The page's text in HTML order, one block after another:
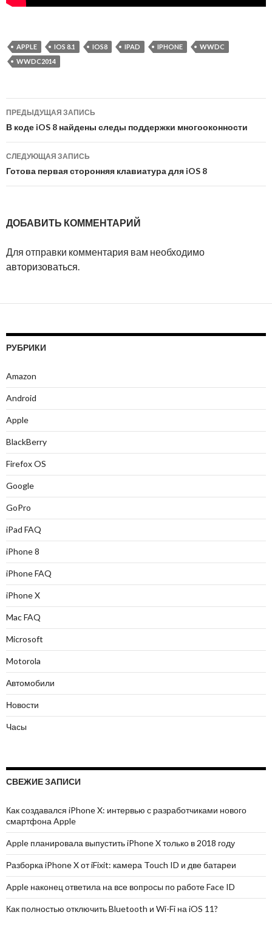
APPLE IOS 8.1 IOS8 IPAD IPHONE
WWDC
WWDC2014
Навигация по записям
ПРЕДЫДУЩАЯ ЗАПИСЬ
В коде iOS 8 найдены следы поддержки многооконности
СЛЕДУЮЩАЯ ЗАПИСЬ
Готова первая сторонняя клавиатура для iOS 8
ДОБАВИТЬ КОММЕНТАРИЙ
Для отправки комментария вам необходимо
авторизоваться.
РУБРИКИ
Amazon
Android
Apple
BlackBerry
Firefox OS
Google
GoPro
iPad FAQ
iPhone 8
iPhone FAQ
iPhone X
Mac FAQ
Microsoft
Motorola
Автомобили
Новости
Часы
СВЕЖИЕ ЗАПИСИ
Как создавался iPhone X: интервью с разработчиками нового
смартфона Apple
Apple планировала выпустить iPhone X только в 2018 году
Разборка iPhone X от iFixit: камера Touch ID и две батареи
Apple наконец ответила на все вопросы по работе Face ID
Как полностью отключить Bluetooth и Wi-Fi на iOS 11?